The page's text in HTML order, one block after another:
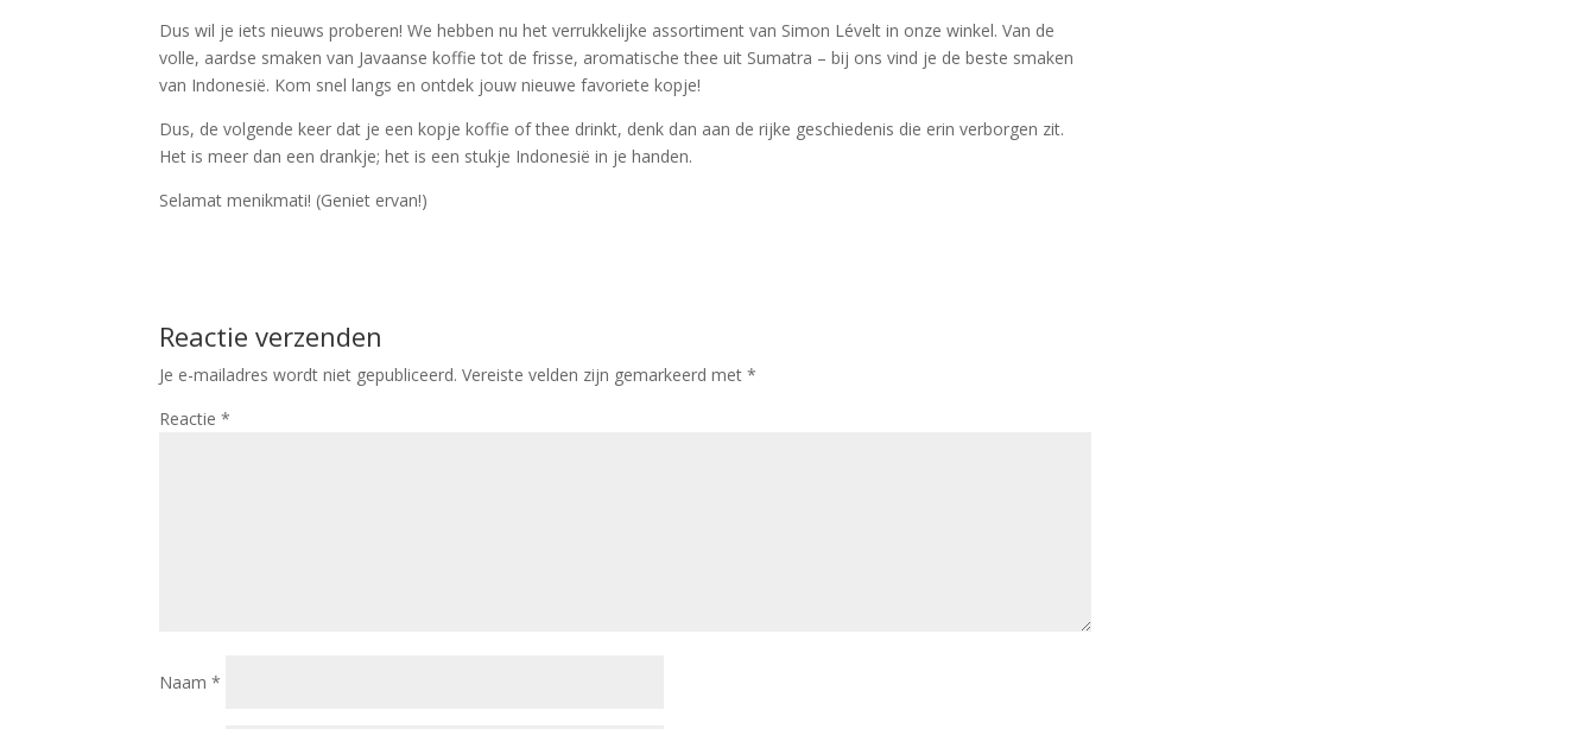
Dus wil je iets nieuws proberen! We hebben nu het verrukkelijke assortiment van Simon Lévelt in onze winkel. Van de
volle, aardse smaken van Javaanse koffie tot de frisse, aromatische thee uit Sumatra – bij ons vind je de beste smaken
van Indonesië. Kom snel langs en ontdek jouw nieuwe favoriete kopje!
Dus, de volgende keer dat je een kopje koffie of thee drinkt, denk dan aan de rijke geschiedenis die erin verborgen zit.
Het is meer dan een drankje; het is een stukje Indonesië in je handen.
Selamat menikmati! (Geniet ervan!)
Reactie verzenden
Je e-mailadres wordt niet gepubliceerd. Vereiste velden zijn gemarkeerd met*
Reactie*
Naam*